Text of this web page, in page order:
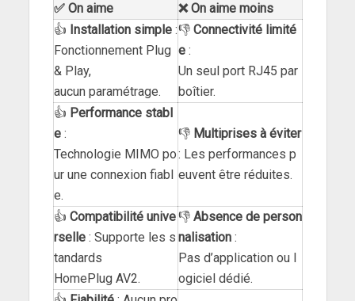
✅ On aime
❌ On aime moins
👍 Installation simple:
Fonctionnement Plug
& Play,
aucun paramétrage.
👎 Connectivité limité
e:
Un seul port RJ45 par
boîtier.
👍 Performance stabl
e:
Technologie MIMO po
ur une connexion fiabl
e.
👎 Multiprises à éviter
: Les performances p
euvent être réduites.
👍 Compatibilité unive
rselle: Supporte les s
tandards
HomePlug AV2.
👎 Absence de person
nalisation:
Pas d’application ou l
ogiciel dédié.